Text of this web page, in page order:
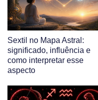
Sextil no Mapa Astral:
significado, influência e
como interpretar esse
aspecto